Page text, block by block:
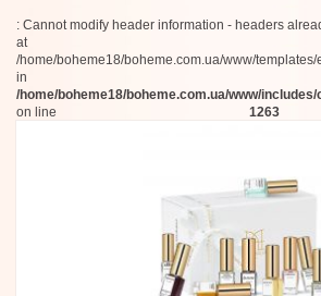
: Cannot modify header information - headers
at
/home/boheme18/boheme.com.ua/www/
in
/home/boheme18/boheme.com.ua/www/
on line
1263